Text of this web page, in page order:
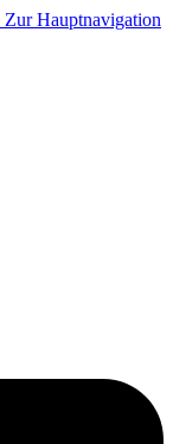
Zur Hauptnavigation